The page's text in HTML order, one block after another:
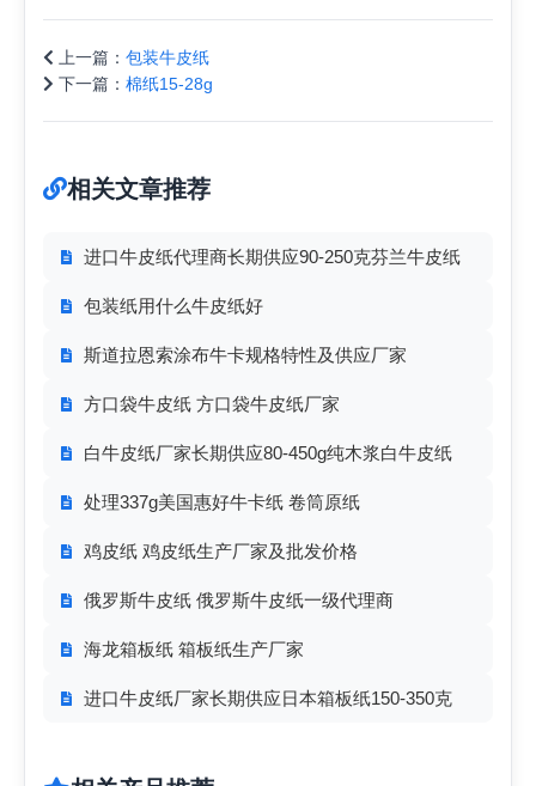
上一篇： 包装牛皮纸
下一篇： 棉纸15-28g
相关文章推荐
进口牛皮纸代理商长期供应90-250克芬兰牛皮纸
包装纸用什么牛皮纸好
斯道拉恩索涂布牛卡规格特性及供应厂家
方口袋牛皮纸 方口袋牛皮纸厂家
白牛皮纸厂家长期供应80-450g纯木浆白牛皮纸
处理337g美国惠好牛卡纸 卷筒原纸
鸡皮纸 鸡皮纸生产厂家及批发价格
俄罗斯牛皮纸 俄罗斯牛皮纸一级代理商
海龙箱板纸 箱板纸生产厂家
进口牛皮纸厂家长期供应日本箱板纸150-350克